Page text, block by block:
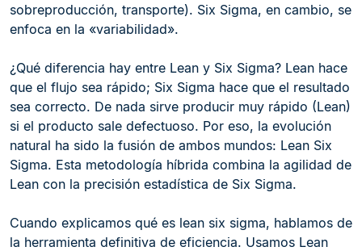
sobreproducción, transporte). Six Sigma, en cambio, se
enfoca en la «variabilidad».
¿Qué diferencia hay entre Lean y Six Sigma? Lean hace
que el flujo sea rápido; Six Sigma hace que el resultado
sea correcto. De nada sirve producir muy rápido (Lean)
si el producto sale defectuoso. Por eso, la evolución
natural ha sido la fusión de ambos mundos: Lean Six
Sigma. Esta metodología híbrida combina la agilidad de
Lean con la precisión estadística de Six Sigma.
Cuando explicamos qué es lean six sigma, hablamos de
la herramienta definitiva de eficiencia. Usamos Lean